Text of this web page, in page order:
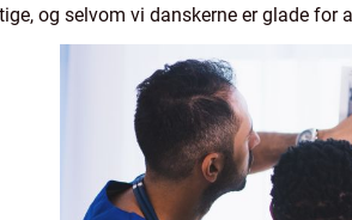
og selvom vi danskerne er glade for